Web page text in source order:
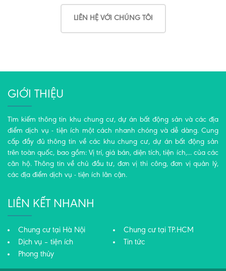
LIÊN HỆ VỚI CHÚNG TÔI
GIỚI THIỆU
Tìm kiếm thông tin khu chung cư, dự án bất động sản và các địa
điểm dịch vụ - tiện ích một cách nhanh chóng và dễ dàng. Cung
cấp đầy đủ thông tin về các khu chung cư, dự án bất động sản
trên toàn quốc, bao gồm: Vị trí, giá bán, diện tích, tiện ích,... của các
căn hộ. Thông tin về chủ đầu tư, đơn vị thi công, đơn vị quản lý,
các địa điểm dịch vụ - tiện ích lân cận.
LIÊN KẾT NHANH
Chung cư tại Hà Nội
Chung cư tại TP.HCM
Dịch vụ – tiện ích
Tin tức
Phong thủy